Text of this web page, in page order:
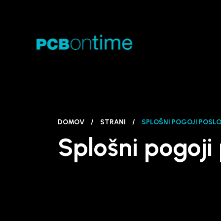
DOMOV / STRANI / SPLOŠNI POGOJI
Splošni